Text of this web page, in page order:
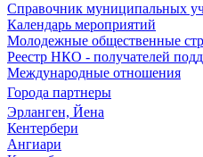
Справочник муниципальных
Календарь мероприятий
Молодежные общественные
Реестр НКО - получателей
Международные отношения
Города партнеры
Эрланген, Йена
Кентербери
Ангиари